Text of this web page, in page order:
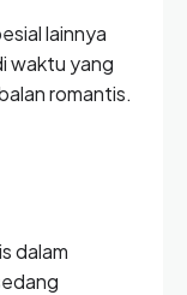
lainnya
waktu yang
romantis.
dalam